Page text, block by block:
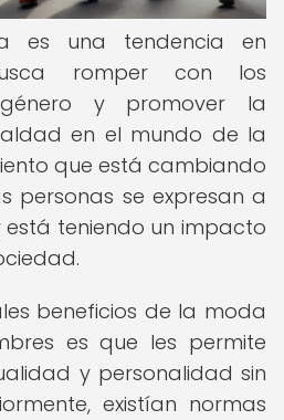
es una tendencia en
romper con los
y promover la
en el mundo de la
que está cambiando
personas se expresan a
teniendo un impacto
beneficios de la moda
es que les permite
y personalidad sin
existían normas